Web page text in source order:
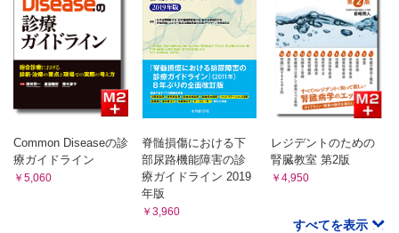
Common Diseaseの診
療ガイドライン
￥5,060
脊髄損傷における下
部尿路機能障害の診
療ガイドライン 2019
年版
￥3,960
レジデントのための
腎臓教室 第2版
￥4,950
すべてを表示